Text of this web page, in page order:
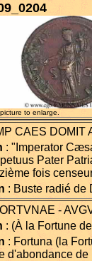
to enlarge.
CAES DOMIT
: "Imperator
Pater
fois
: Buste radié de
-
: (À la Fortune
: Fortuna (la
d'abondance de